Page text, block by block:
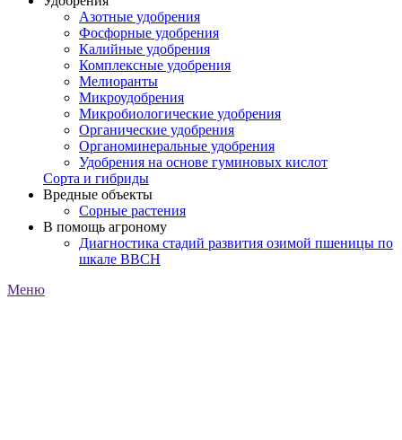
Азотные удобрения
Фосфорные удобрения
Калийные удобрения
Комплексные удобрения
Мелиоранты
Микроудобрения
Микробиологические удобрения
Органические удобрения
Органоминеральные удобрения
Удобрения на основе гуминовых кислот
Сорта и гибриды
Вредные объекты
Сорные растения
В помощь агроному
Диагностика стадий развития озимой пшеницы по
шкале ВВСН
Меню